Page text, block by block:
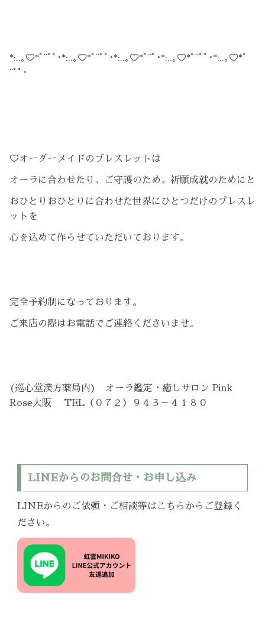
*:..｡♡*ﾟ¨ﾟﾟ･*:..｡♡*ﾟ¨ﾟﾟ･*:..｡♡*ﾟ¨ﾟ･*:..｡♡*ﾟ¨ﾟﾟ･*:..｡♡*ﾟ
¨ﾟﾟ･
♡オーダーメイドのブレスレットは
オーラに合わせたり、ご守護のため、祈願成就のためにと
おひとりおひとりに合わせた世界にひとつだけのブレスレ
ットを
心を込めて作らせていただいております。
完全予約制になっております。
ご来店の際はお電話でご連絡くださいませ。
(巡心堂漢方薬局内) オーラ鑑定・癒しサロン Pink
Rose大阪 TEL（０７２）９４３－４１８０
LINEからのお問合せ・お申し込み
LINEからのご依頼・ご相談等はこちらからご登録く
ださい。